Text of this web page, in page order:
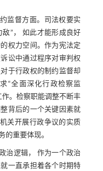
监督方面。司法权要实
”， 如此才能形成良好
权力空间。作为宪法定
讼中通过程序对审判权
于行政权的制约监督却
“全面深化行政检察监
。检察职能调整不断丰
背后的一个关键因素就
关开展行政争议的实质
的重要体现。
治逻辑， 作为一个政治
一直承担着各个时期特